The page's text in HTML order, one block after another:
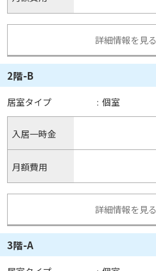
詳細情報を見る
2階-B
居室タイプ : 個室
入居一時金
月額費用
詳細情報を見る
3階-A